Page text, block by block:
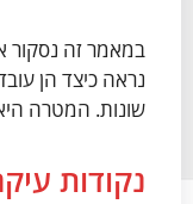
במאמר זה נסקור
נראה כיצד הן
שונות. המטרה
נקודות